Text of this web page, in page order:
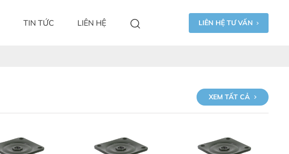
TIN TỨC LIÊN HỆ LIÊN HỆ TƯ VẤN
XEM TẤT CẢ